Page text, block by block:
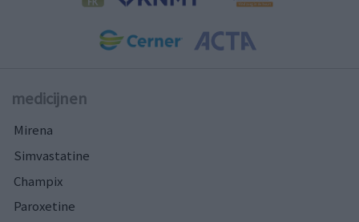
medicijnen
Mirena
Simvastatine
Champix
Paroxetine